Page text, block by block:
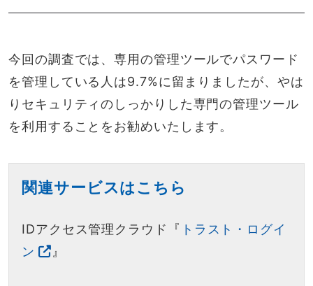
今回の調査では、専用の管理ツールでパスワード
を管理している人は9.7%に留まりましたが、やは
りセキュリティのしっかりした専門の管理ツール
を利用することをお勧めいたします。
関連サービスはこちら
IDアクセス管理クラウド『 トラスト・ログイ
ン
』